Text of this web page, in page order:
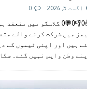
اگست 5, 2026 0
👍0👎0💬0 گلاسگو میں
میں شرکت کرنے والے
ہیں اور اپنی ٹیموں کے
وطن واپس نہیں گئے۔